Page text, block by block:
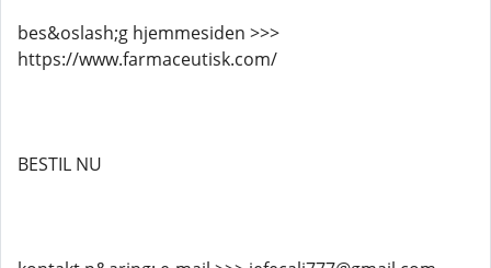
bes&oslash;g hjemmesiden >>>
https://www.farmaceutisk.com/
BESTIL NU